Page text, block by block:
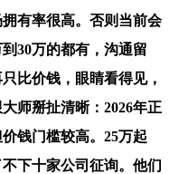
有率很高。否则当前会
30万的都有，沟通留
比价钱，眼睛看得见，
师掰扯清晰：2026年正
钱门槛较高。25万起
下十家公司征询。他们